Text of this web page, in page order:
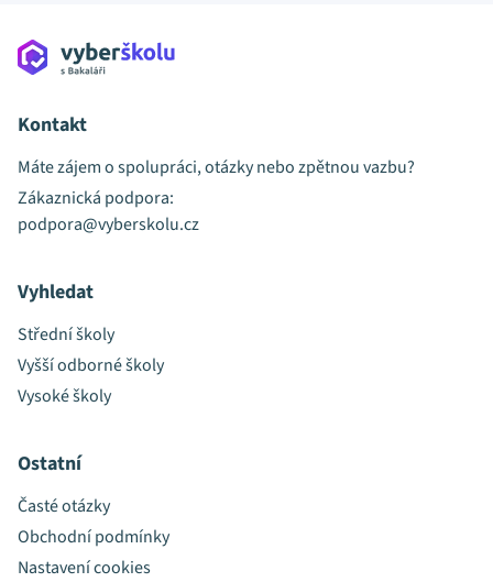
Kontakt
Máte zájem o spolupráci, otázky nebo zpětnou vazbu?
Zákaznická podpora:
podpora@vyberskolu.cz
Vyhledat
Střední školy
Vyšší odborné školy
Vysoké školy
Ostatní
Časté otázky
Obchodní podmínky
Nastavení cookies